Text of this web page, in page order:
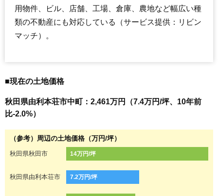
用物件、ビル、店舗、工場、倉庫、農地など幅広い種
類の不動産にも対応している（サービス提供：リビン
マッチ）。
■現在の土地価格
秋田県由利本荘市中町：2,461万円（7.4万円/坪、10年前
比-2.0%）
（参考）周辺の土地価格（万円/坪）
秋田県秋田市 14万円/坪
秋田県由利本荘市 7.2万円/坪